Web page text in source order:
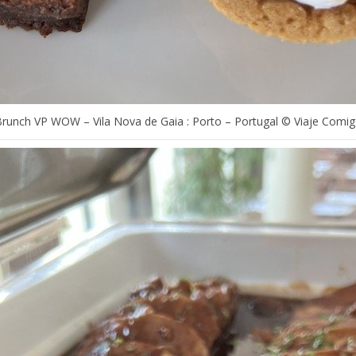
VP WOW – Vila Nova de Gaia : Porto – Portugal © Viaje